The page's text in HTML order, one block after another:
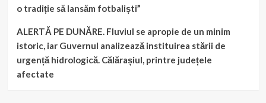
o tradiție să lansăm fotbaliști”
ALERTĂ PE DUNĂRE. Fluviul se apropie de un minim
istoric, iar Guvernul analizează instituirea stării de
urgență hidrologică. Călărașiul, printre județele
afectate